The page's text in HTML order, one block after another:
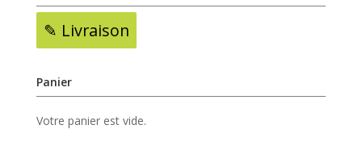
✎ Livraison
Panier
Votre panier est vide.